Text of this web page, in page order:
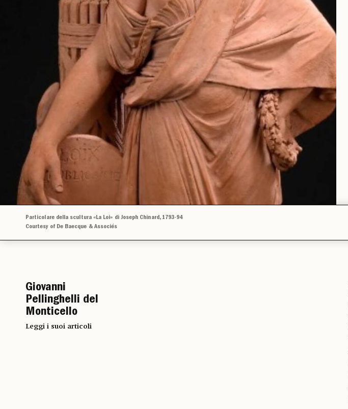
Particolare della scultura «La Loi» di Joseph Chinard, 1793-94
Courtesy of De Baecque & Associés
Giovanni
Pellinghelli del
Monticello
Leggi i suoi articoli